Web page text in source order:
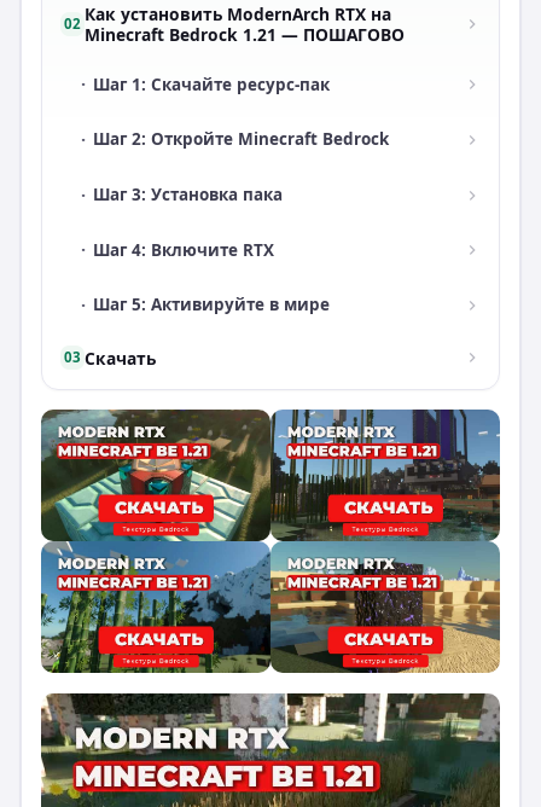
02 Как установить ModernArch RTX на
Minecraft Bedrock 1.21 — ПОШАГОВО
· Шаг 1: Скачайте ресурс-пак
· Шаг 2: Откройте Minecraft Bedrock
· Шаг 3: Установка пака
· Шаг 4: Включите RTX
· Шаг 5: Активируйте в мире
03 Скачать